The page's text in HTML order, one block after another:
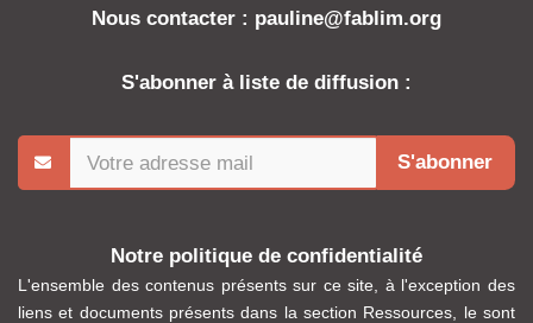
Nous contacter : pauline@fablim.org
S'abonner à liste de diffusion :
S'abonner
Notre politique de confidentialité
L'ensemble des contenus présents sur ce site, à l'exception des
liens et documents présents dans la section Ressources, le sont